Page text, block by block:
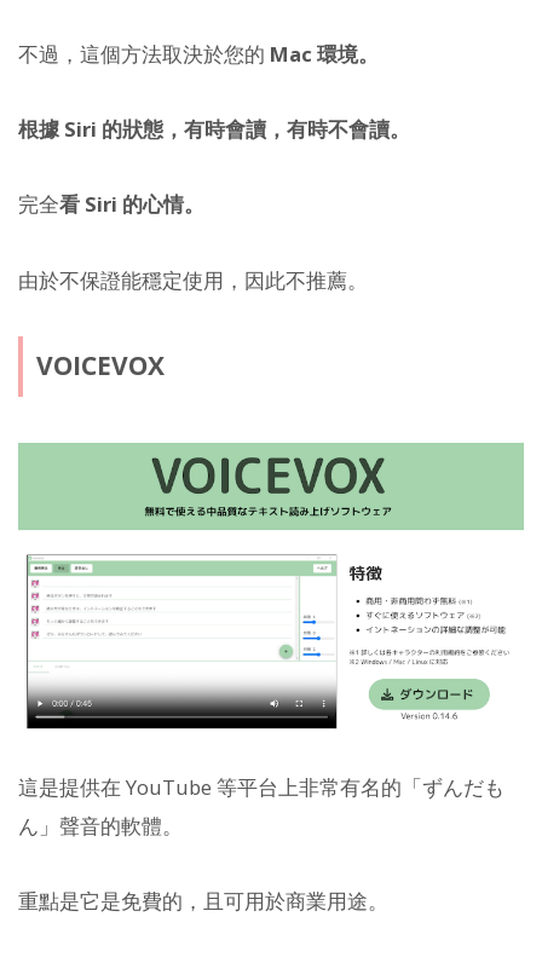
不過，這個方法取決於您的 Mac 環境。
根據 Siri 的狀態，有時會讀，有時不會讀。
完全看 Siri 的心情。
由於不保證能穩定使用，因此不推薦。
VOICEVOX
這是提供在 YouTube 等平台上非常有名的「ずんだも
ん」聲音的軟體。
重點是它是免費的，且可用於商業用途。